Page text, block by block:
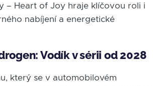
– Heart of Joy hraje klíčovou roli i
nabíjení a energetické
Vodík v sérii od 2028
který se v automobilovém